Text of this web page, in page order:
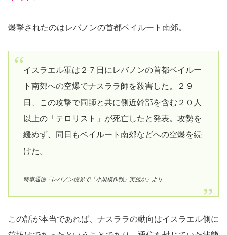
爆撃されたのはレバノンの首都ベイルート南郊。
イスラエル軍は２７日にレバノンの首都ベイルー
ト南郊への空爆でナスララ師を殺害した。２９
日、この攻撃で同師と共に側近幹部を含む２０人
以上の「テロリスト」が死亡したと発表。攻勢を
緩めず、同日もベイルート南郊などへの空爆を続
けた。
時事通信「レバノン境界で「小規模作戦」実施か」より
この話が本当であれば、ナスララの動向はイスラエル側に